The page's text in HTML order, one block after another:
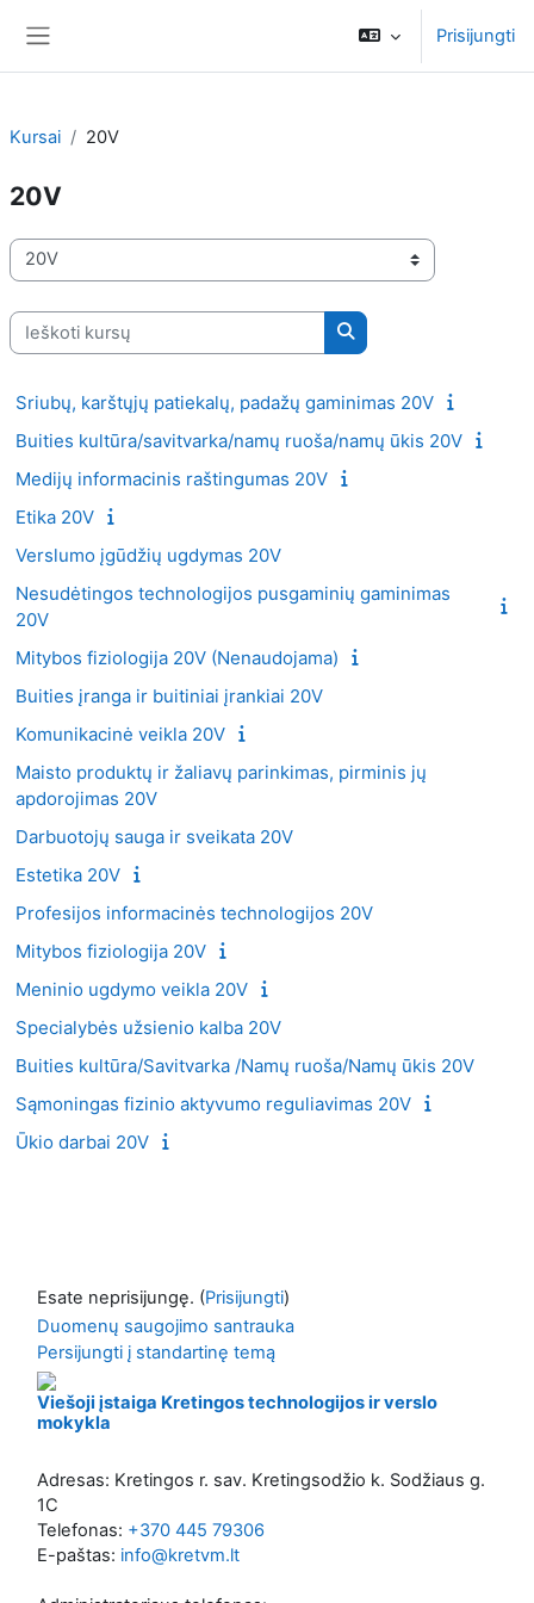
Prisijungti
Kursai 20V
20V
Kursų kategorijos
Ieškoti kursų
Ieškoti kursų
Sriubų, karštųjų patiekalų, padažų gaminimas 20V
Buities kultūra/savitvarka/namų ruoša/namų ūkis 20V
Medijų informacinis raštingumas 20V
Etika 20V
Verslumo įgūdžių ugdymas 20V
Nesudėtingos technologijos pusgaminių gaminimas
20V
Mitybos fiziologija 20V (Nenaudojama)
Buities įranga ir buitiniai įrankiai 20V
Komunikacinė veikla 20V
Maisto produktų ir žaliavų parinkimas, pirminis jų
apdorojimas 20V
Darbuotojų sauga ir sveikata 20V
Estetika 20V
Profesijos informacinės technologijos 20V
Mitybos fiziologija 20V
Meninio ugdymo veikla 20V
Specialybės užsienio kalba 20V
Buities kultūra/Savitvarka /Namų ruoša/Namų ūkis 20V
Sąmoningas fizinio aktyvumo reguliavimas 20V
Ūkio darbai 20V
Esate neprisijungę. (Prisijungti)
Duomenų saugojimo santrauka
Persijungti į standartinę temą
Viešoji įstaiga Kretingos technologijos ir verslo
mokykla
Adresas: Kretingos r. sav. Kretingsodžio k. Sodžiaus g.
1C
Telefonas: +370 445 79306
E-paštas: info@kretvm.lt